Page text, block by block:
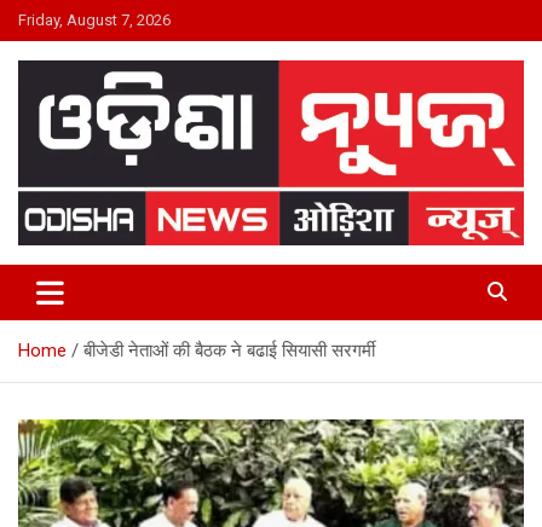
Skip
to
content
Friday, August 7, 2026
ODISHA NEWS
Home बीजेडी नेताओं की बैठक ने बढाई सियासी सरगर्मी